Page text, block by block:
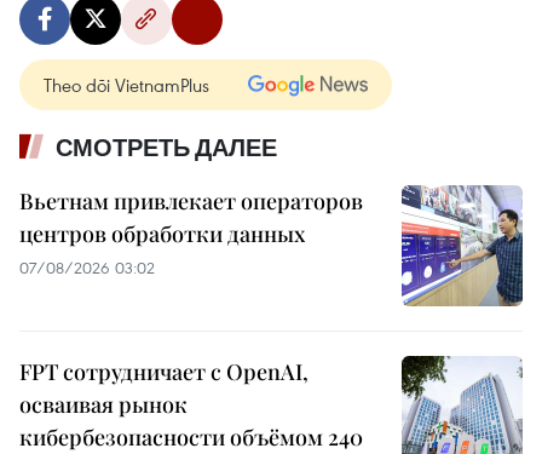
Theo dõi VietnamPlus
СМОТРЕТЬ ДАЛЕЕ
Вьетнам привлекает операторов
центров обработки данных
07/08/2026 03:02
FPT сотрудничает с OpenAI,
осваивая рынок
кибербезопасности объёмом 240